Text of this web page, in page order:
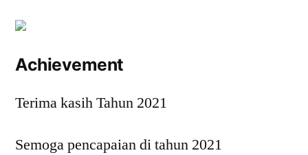
Achievement
Terima kasih Tahun 2021
Semoga pencapaian di tahun 2021